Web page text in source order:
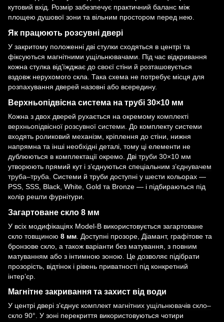
кутовий вхід. Розмір забезпечує практичний баланс між
площею душової зони та вільним простором перед нею.
Як працюють розсувні двері
У закритому положенні дві стулки сходяться в центрі та
фіксуються магнітними ущільнювачами. Під час відкривання
кожна стулка від’їжджає до своєї стіни й розташовується
вздовж нерухомого скла. Така схема не потребує місця для
розпахування дверей назовні або всередину.
Верхньопідвісна система на трубі 30×10 мм
Кожна з двох дверей рухається на окремому комплекті
верхньопідвісної розсувної системи . До комплекту системи
входять роликовий механізм, кріплення до стіни, нижня
напрямна та інші необхідні деталі, тому ці елементи не
дублюються в комплектації окремо. Дві труби 30×10 мм
утворюють прямий кут і з’єднуються спеціальним з’єднувачем
труба–труба . Системи й труби доступні у шести кольорах —
PSS, SSS, Black, White, Gold та Bronze — і підбираються під
колір решти фурнітури.
Загартоване скло 8 мм
У всіх модифікаціях Model-B використовується загартоване
скло товщиною 8 мм . Доступні прозоре, Діамант, графітове та
бронзове скло, а також варіанти без матування, з повним
матуванням або з інтимною зоною. Це дозволяє підібрати
прозорість, відтінок і рівень приватності під конкретний
інтер’єр.
Магнітне закривання та захист від води
У центрі двері з’єднує комплект магнітних ущільнювачів скло–
скло 90°. У зоні перекриття використовуються чотири